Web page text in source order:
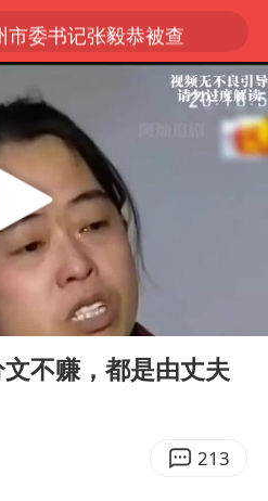
市委书记张毅恭被查
“电影+”如何激发千亿级消费新活力？
沙特土耳其巴基斯坦签署共同防务协议
台风白海豚已进入24小时警戒线
中巨芯：上半年归母净利润1405.77万元
科技：股票交易异常波动
不赚，都是由丈夫
213